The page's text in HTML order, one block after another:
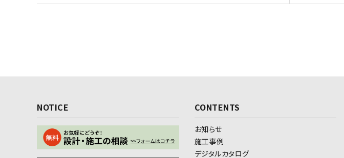
NOTICE CONTENTS
お知らせ
施工事例
デジタルカタログ